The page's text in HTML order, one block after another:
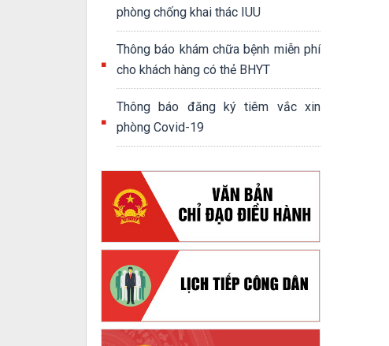
phòng chống khai thác IUU
Thông báo khám chữa bệnh miễn phí
cho khách hàng có thẻ BHYT
Thông báo đăng ký tiêm vắc xin
phòng Covid-19